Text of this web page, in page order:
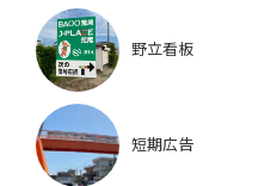
野立看板
短期広告